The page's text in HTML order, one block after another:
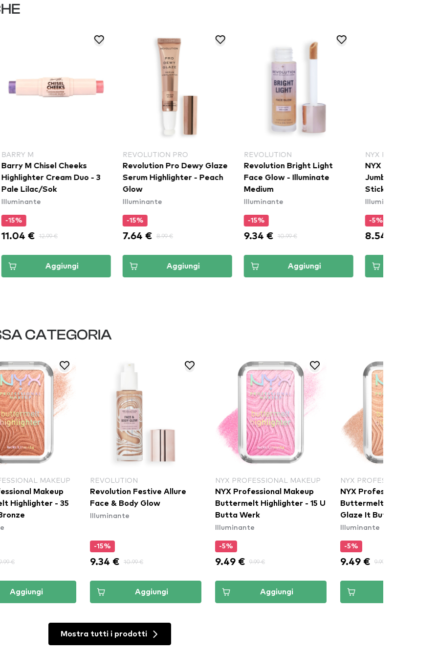
Cheeks
Cream Duo - 3
Sok
12.99 €
Aggiungi
REVOLUTION PRO
Revolution Pro Dewy Glaze
Serum Highlighter - Peach
8.99 €
Aggiungi
REVOLUTION
Revolution Bright Light
Face Glow - Illuminate
10.99 €
Aggiungi
NYX PROFESSIONAL MAKEUP
NYX Professional Makeup
Jumbo Multi-Use Highlighter
Stick - Apple Pie (JHS05)
8.99 €
Aggiungi
CATEGORIA
MAKEUP
Makeup
Highlighter - 35
€
Aggiungi
REVOLUTION
Revolution Festive Allure
Face & Body Glow
Illuminante
-15%
9.34 € 10.99 €
Aggiungi
NYX PROFESSIONAL MAKEUP
NYX Professional Makeup
Buttermelt Highlighter - 15 U
Butta Werk
Illuminante
-5%
9.49 € 9.99 €
Aggiungi
NYX PROFESSIONAL
NYX Professional
Buttermelt Highlighter -
Glaze It Butta
Illuminante
-5%
9.49 € 9.99 €
Mostra tutti i prodotti